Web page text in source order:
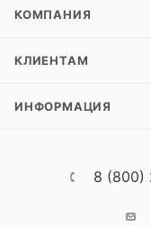
КОМПАНИЯ
КЛИЕНТАМ
ИНФОРМАЦИЯ
8 (800)